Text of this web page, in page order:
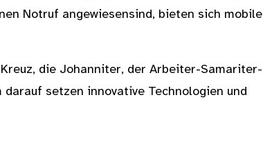
Notruf angewiesensind, bieten sich mobile
die Johanniter, der Arbeiter-Samariter-
setzen innovative Technologien und